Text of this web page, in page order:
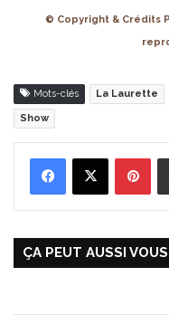
© Copyright & Crédits
Mots-clés La Laurette
Show
ÇA PEUT AUSSI